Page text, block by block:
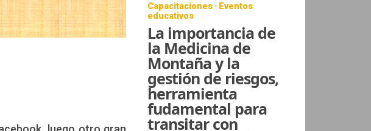
Capacitaciones · Eventos
educativos
La importancia de
la Medicina de
Montaña y la
gestión de riesgos,
herramienta
fudamental para
transitar con